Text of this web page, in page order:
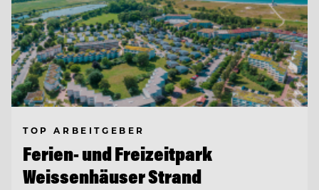
TOP ARBEITGEBER
Ferien- und Freizeitpark
Weissenhäuser Strand